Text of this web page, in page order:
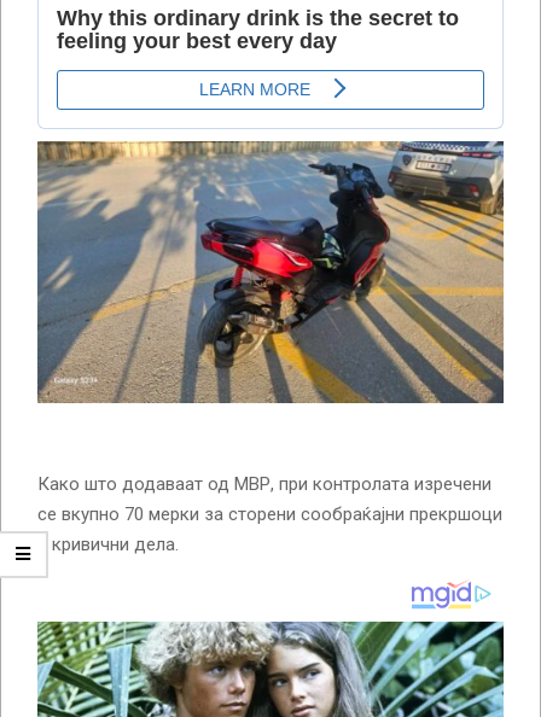
Како што додаваат од МВР, при контролата изречени
се вкупно 70 мерки за сторени сообраќајни прекршоци
и кривични дела.